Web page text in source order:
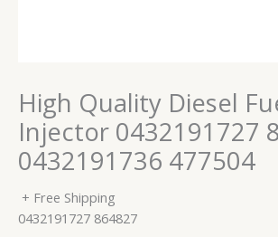
High Quality Diesel
Injector 0432191727
0432191736 477504
+ Free Shipping
0432191727 864827